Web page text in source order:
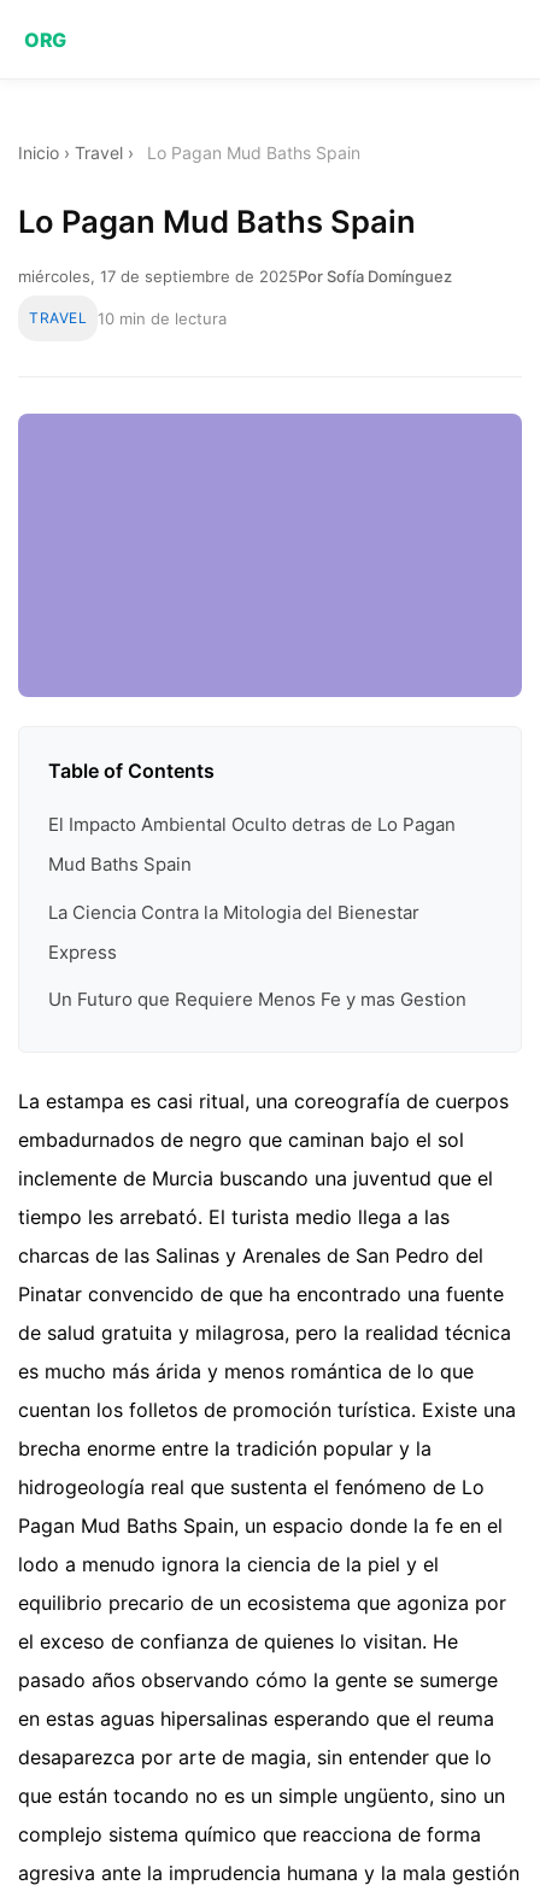
ORG
Inicio › Travel › Lo Pagan Mud Baths Spain
Lo Pagan Mud Baths Spain
miércoles, 17 de septiembre de 2025Por Sofía Domínguez
TRAVEL 10 min de lectura
Table of Contents
El Impacto Ambiental Oculto detras de Lo Pagan
Mud Baths Spain
La Ciencia Contra la Mitologia del Bienestar
Express
Un Futuro que Requiere Menos Fe y mas Gestion
La estampa es casi ritual, una coreografía de cuerpos
embadurnados de negro que caminan bajo el sol
inclemente de Murcia buscando una juventud que el
tiempo les arrebató. El turista medio llega a las
charcas de las Salinas y Arenales de San Pedro del
Pinatar convencido de que ha encontrado una fuente
de salud gratuita y milagrosa, pero la realidad técnica
es mucho más árida y menos romántica de lo que
cuentan los folletos de promoción turística. Existe una
brecha enorme entre la tradición popular y la
hidrogeología real que sustenta el fenómeno de Lo
Pagan Mud Baths Spain, un espacio donde la fe en el
lodo a menudo ignora la ciencia de la piel y el
equilibrio precario de un ecosistema que agoniza por
el exceso de confianza de quienes lo visitan. He
pasado años observando cómo la gente se sumerge
en estas aguas hipersalinas esperando que el reuma
desaparezca por arte de magia, sin entender que lo
que están tocando no es un simple ungüento, sino un
complejo sistema químico que reacciona de forma
agresiva ante la imprudencia humana y la mala gestión